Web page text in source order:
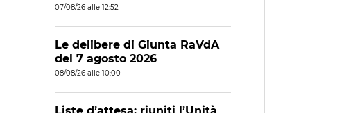
07/08/26 alle 12:52
Le delibere di Giunta RaVdA
del 7 agosto 2026
08/08/26 alle 10:00